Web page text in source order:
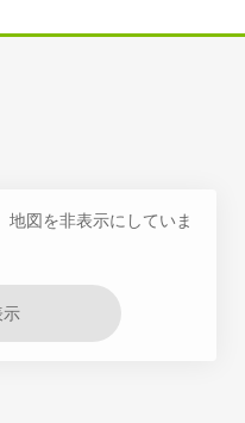
地図を非表示にしていま
示